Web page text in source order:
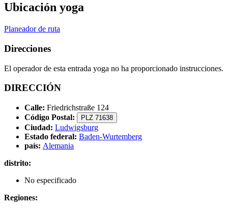
Ubicación yoga
Planeador de ruta
Direcciones
El operador de esta entrada yoga no ha proporcionado instrucciones.
DIRECCIÓN
Calle: Friedrichstraße 124
Código Postal:
PLZ 71638
Ciudad: Ludwigsburg
Estado federal: Baden-Wurtemberg
país: Alemania
distrito:
No especificado
Regiones: